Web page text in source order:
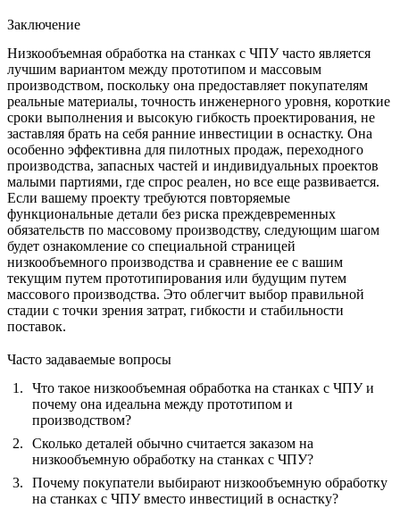
Заключение
Низкообъемная обработка на станках с ЧПУ часто является
лучшим вариантом между прототипом и массовым
производством, поскольку она предоставляет покупателям
реальные материалы, точность инженерного уровня, короткие
сроки выполнения и высокую гибкость проектирования, не
заставляя брать на себя ранние инвестиции в оснастку. Она
особенно эффективна для пилотных продаж, переходного
производства, запасных частей и индивидуальных проектов
малыми партиями, где спрос реален, но все еще развивается.
Если вашему проекту требуются повторяемые
функциональные детали без риска преждевременных
обязательств по массовому производству, следующим шагом
будет ознакомление со специальной страницей
низкообъемного производства и сравнение ее с вашим
текущим путем прототипирования или будущим путем
массового производства. Это облегчит выбор правильной
стадии с точки зрения затрат, гибкости и стабильности
поставок.
Часто задаваемые вопросы
Что такое низкообъемная обработка на станках с ЧПУ и
почему она идеальна между прототипом и
производством?
Сколько деталей обычно считается заказом на
низкообъемную обработку на станках с ЧПУ?
Почему покупатели выбирают низкообъемную обработку
на станках с ЧПУ вместо инвестиций в оснастку?